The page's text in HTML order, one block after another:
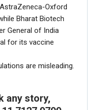
Oxford
Bharat Biotech
General of India
for its vaccine
are misleading.
any story,